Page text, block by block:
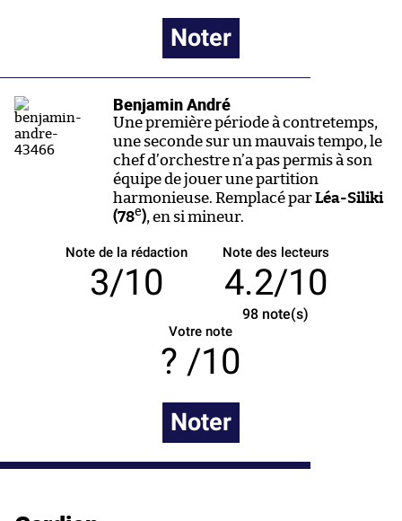
Noter
Benjamin André
Une première période à contretemps,
une seconde sur un mauvais tempo, le
chef d’orchestre n’a pas permis à son
équipe de jouer une partition
harmonieuse. Remplacé parLéa-Siliki
(78e), en si mineur.
Note de la rédaction
3/10
Note des lecteurs
4.2/10
98 note(s)
Votre note
/10
Noter